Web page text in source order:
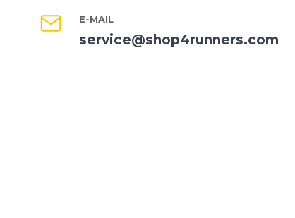
E-MAIL
service@shop4runners.com